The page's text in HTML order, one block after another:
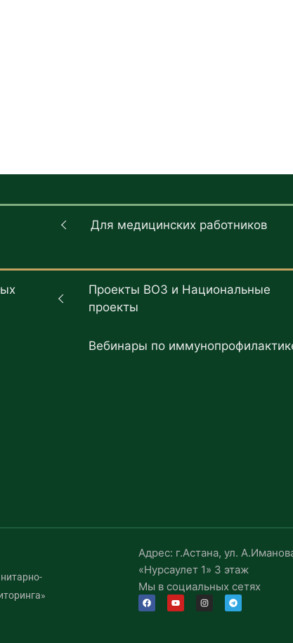
Для медицинских работников
Проекты ВОЗ и Национальные
проекты
Вебинары по
Адрес: г.Астана, ул.
«Нурсаулет 1» 3 этаж
Мы в социальных сетях